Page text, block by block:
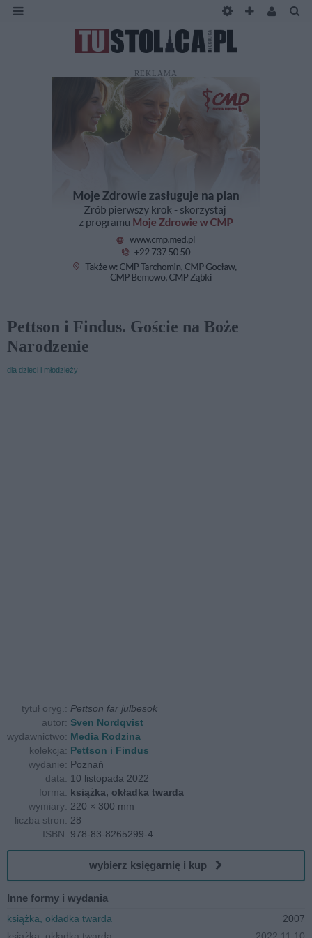
REKLAMA
Pettson i Findus. Goście na Boże
Narodzenie
dla dzieci i młodzieży
tytuł oryg.: Pettson far julbesok
autor: Sven Nordqvist
wydawnictwo: Media Rodzina
kolekcja: Pettson i Findus
wydanie: Poznań
data: 10 listopada 2022
forma: książka, okładka twarda
wymiary: 220 × 300 mm
liczba stron: 28
ISBN: 978-83-8265299-4
wybierz księgarnię i kup
Inne formy i wydania
książka, okładka twarda
2007